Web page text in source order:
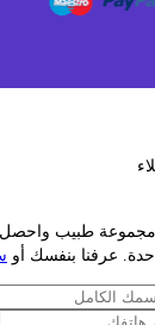
طبيب واحصل على
عرفنا بنفسك أوسجل